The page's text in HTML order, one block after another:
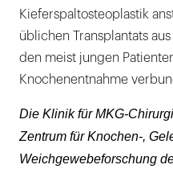
Kieferspaltosteoplastik
üblichen Transplantats
den meist jungen
Knochenentnahme
Die Klinik für MKG-
Zentrum für Knochen-,
Weichgewebeforschung